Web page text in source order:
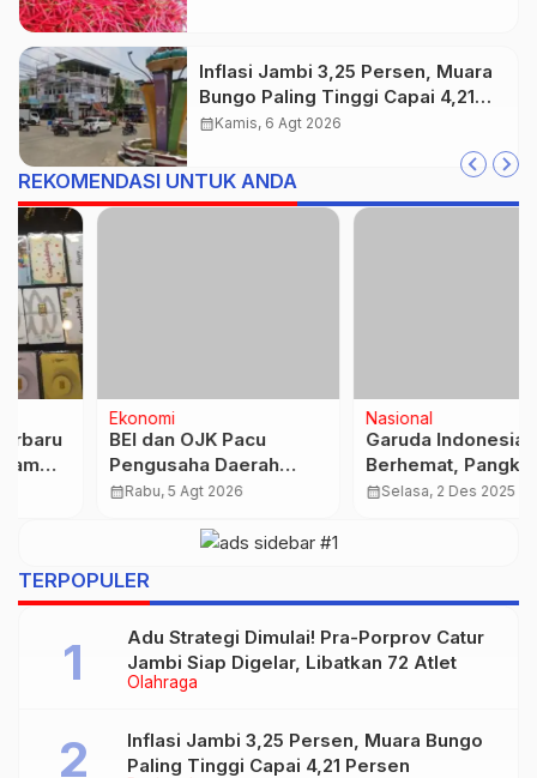
Inflasi Jambi 3,25 Persen, Muara
Bungo Paling Tinggi Capai 4,21
Persen
calendar_monthKamis, 6 Agt 2026
REKOMENDASI UNTUK ANDA
BEI dan OJK Pacu
Pengusaha Daerah
Melantai di Bursa Efek
Rabu, 5 Agt 2026
Garuda Indonesia
Berhemat, Pangkas Gaji
Direksi Hingga Ketatkan
Selasa, 2 Des 2025
TERPOPULER
Olahraga
Adu Strategi Dimulai! Pra-Porprov Catur
Jambi Siap Digelar, Libatkan 72 Atlet
Inflasi Jambi 3,25 Persen, Muara Bungo
Paling Tinggi Capai 4,21 Persen